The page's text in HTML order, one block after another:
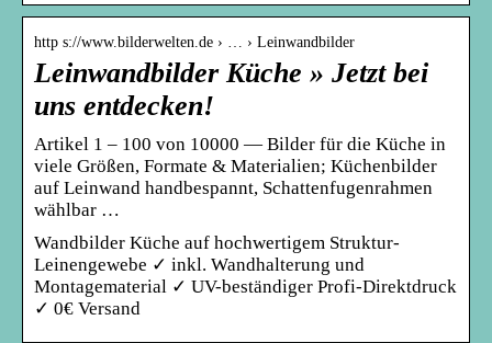
http s://www.bilderwelten.de › … › Leinwandbilder
Leinwandbilder Küche » Jetzt bei
uns entdecken!
Artikel 1 – 100 von 10000 — Bilder für die Küche in
viele Größen, Formate & Materialien; Küchenbilder
auf Leinwand handbespannt, Schattenfugenrahmen
wählbar …
Wandbilder Küche auf hochwertigem Struktur-
Leinengewebe ✓ inkl. Wandhalterung und
Montagematerial ✓ UV-beständiger Profi-Direktdruck
✓ 0€ Versand